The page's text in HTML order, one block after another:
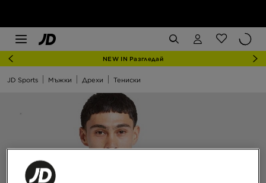
NEW IN Разгледай
JD Sports Мъжки Дрехи Тениски